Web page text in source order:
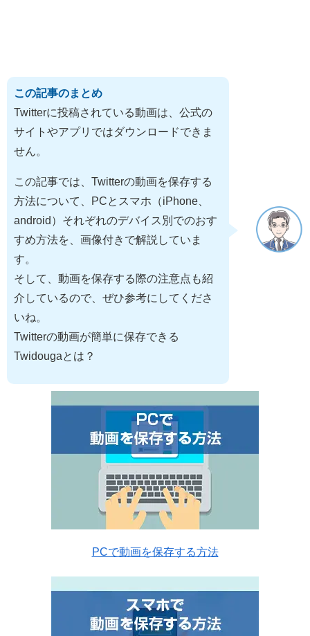
この記事のまとめ
Twitterに投稿されている動画は、公式の
サイトやアプリではダウンロードできま
せん。
この記事では、Twitterの動画を保存する
方法について、PCとスマホ（iPhone、
android）それぞれのデバイス別でのおす
すめ方法を、画像付きで解説していま
す。
そして、動画を保存する際の注意点も紹
介しているので、ぜひ参考にしてくださ
いね。
Twitterの動画が簡単に保存できる
Twidougaとは？
PCで動画を保存する方法